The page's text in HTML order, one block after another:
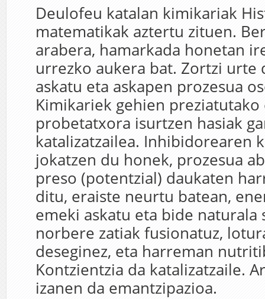
Deulofeu katalan kimikariak
matematikak aztertu zituen.
arabera, hamarkada honetan
urrezko aukera bat. Zortzi urte
askatu eta askapen prozesua
Kimikariek gehien
probetatxora isurtzen hasiak
katalizatzailea. Inhibidorearen
jokatzen du honek, prozesua
preso (potentzial) daukaten
ditu, eraiste neurtu batean,
emeki askatu eta bide naturala
norbere zatiak fusionatuz,
deseginez, eta harreman
Kontzientzia da katalizatzaile.
izanen da emantzipazioa.